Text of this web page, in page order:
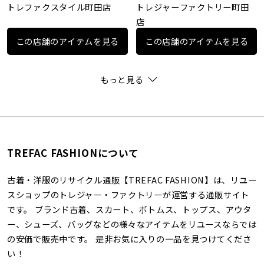
トレファクスタイル町田店
この店舗のアイテムを見る
トレジャーファクトリー町田
店
この店舗のアイテムを見る
もっと見る
TREFAC FASHIONについて
古着・洋服のリサイクル通販【TREFAC FASHION】は、リユー
スショップのトレジャー・ファクトリーが運営する通販サイト
です。 ブランド古着、スカート、ボトムス、トップス、アウタ
ー、シューズ、バッグなどの様々なアイテムをリユースならでは
の安価で販売中です。 是非お気に入りの一品を見つけてくださ
い！